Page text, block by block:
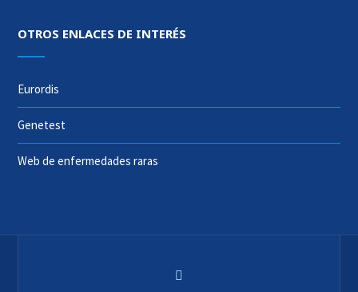
OTROS ENLACES DE INTERÉS
Eurordis
Genetest
Web de enfermedades raras